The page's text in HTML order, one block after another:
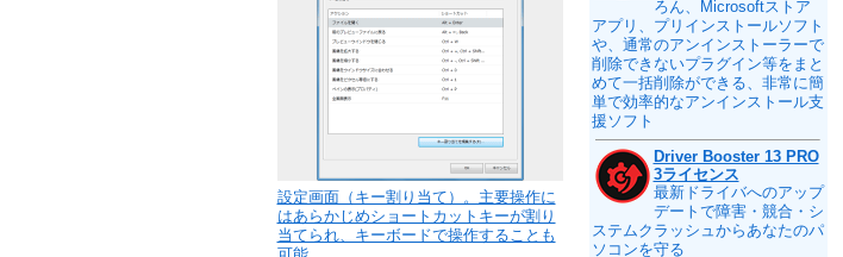
設定画面（キー割り当て）。主要操作に
はあらかじめショートカットキーが割り
当てられ、キーボードで操作することも
ろん、Microsoftストア
アプリ、プリインストールソフト
や、通常のアンインストーラーで
削除できないプラグイン等をまと
めて一括削除ができる、非常に簡
単で効率的なアンインストール支
援ソフト
Driver Booster 13 PRO
3ライセンス
最新ドライバへのアップ
デートで障害・競合・シ
ステムクラッシュからあなたのパ
ソコンを守る